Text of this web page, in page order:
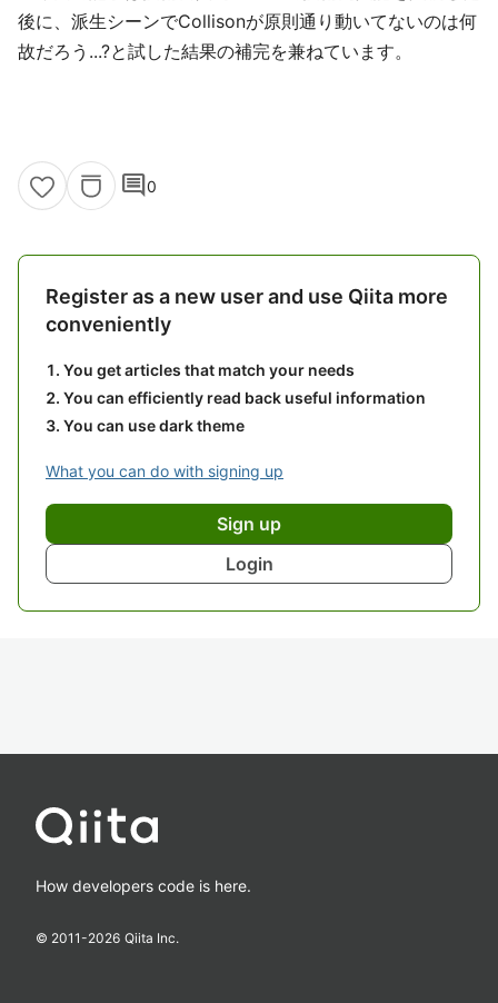
後に、派生シーンでCollisonが原則通り動いてないのは何
故だろう...?と試した結果の補完を兼ねています。
comment0
Register as a new user and use Qiita more
conveniently
You get articles that match your needs
You can efficiently read back useful information
You can use dark theme
What you can do with signing up
Sign up
Login
How developers code is here.
© 2011-2026 Qiita Inc.